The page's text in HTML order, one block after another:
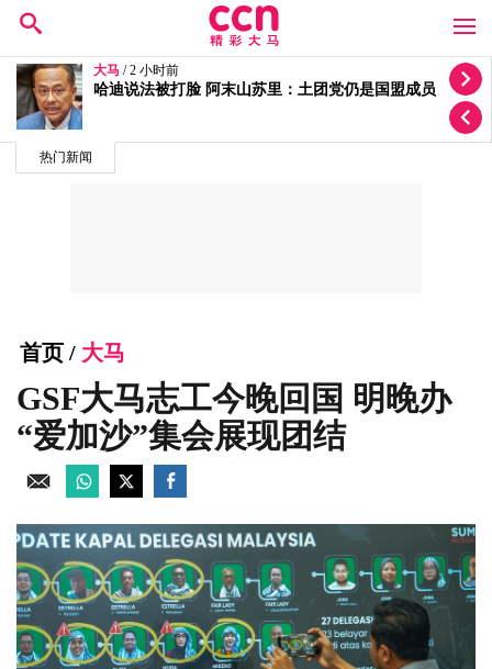
热门新闻
大马 / 5 小时前
法迪拉和依斯迈沙比里入住IJN 首相伉俪探望盼两人早
首页 / 大马
GSF大马志工今晚回国 明晚办
“爱加沙”集会展现团结